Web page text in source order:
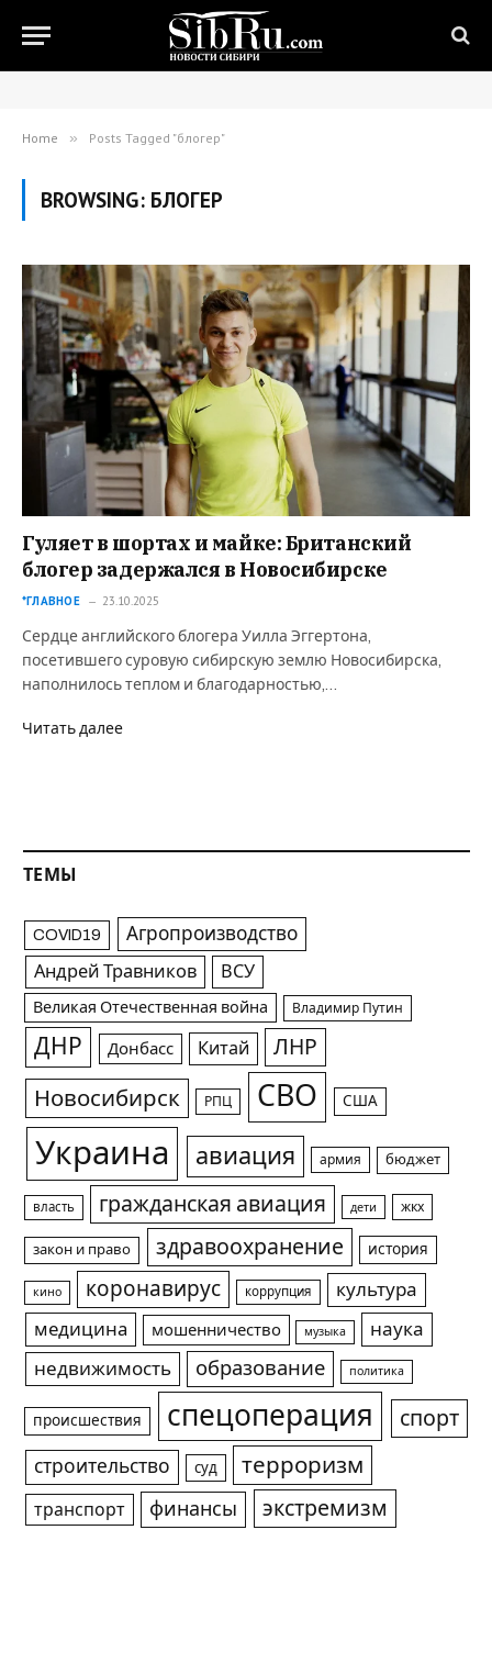
Home » Posts Tagged "блогер"
BROWSING: БЛОГЕР
Гуляет в шортах и майке: Британский
блогер задержался в Новосибирске
*ГЛАВНОЕ 23.10.2025
Сердце английского блогера Уилла Эггертона,
посетившего суровую сибирскую землю Новосибирска,
наполнилось теплом и благодарностью,…
Читать далее
ТЕМЫ
COVID19 Агропроизводство
Андрей Травников ВСУ
Великая Отечественная война Владимир Путин
ДНР Донбасс Китай ЛНР
Новосибирск РПЦ СВО США
Украина авиация армия бюджет
власть гражданская авиация дети жкх
закон и право здравоохранение история
кино коронавирус коррупция
культура
медицина
мошенничество музыка
наука
недвижимость
образование политика
происшествия спецоперация спорт
строительство суд терроризм
транспорт финансы экстремизм